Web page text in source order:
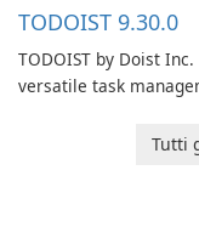
TODOIST 9.30.0
TODOIST by Doist Inc.
versatile task
individuals and teams
Tutti